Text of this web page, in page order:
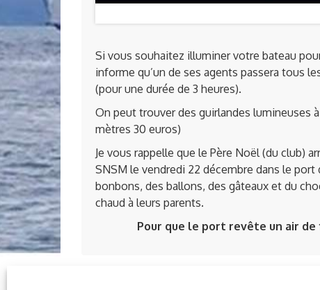
Si vous souhaitez illuminer votre bateau
informe qu’un de ses agents passera tous
(pour une durée de 3 heures).
On peut trouver des guirlandes lumineuses
mètres 30 euros)
Je vous rappelle que le Père Noël (du club)
SNSM le vendredi 22 décembre dans le
bonbons, des ballons, des gâteaux et du
chaud à leurs parents.
Pour que le port revête un air de